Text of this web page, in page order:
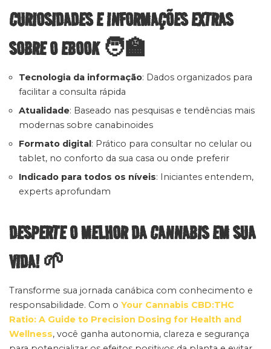
CURIOSIDADES E INFORMAÇÕES EXTRAS
SOBRE O EBOOK 🧑‍🏫
Tecnologia da informação: Dados organizados para
facilitar a consulta rápida
Atualidade: Baseado nas pesquisas e tendências mais
modernas sobre canabinoides
Formato digital: Prático para consultar no celular ou
tablet, no conforto da sua casa ou onde preferir
Indicado para todos os níveis: Iniciantes entendem,
experts aprofundam
DESPERTE O MELHOR DA CANNABIS EM SUA
VIDA! 🌱
Transforme sua jornada canábica com conhecimento e
responsabilidade. Com o Your Cannabis CBD:THC
Ratio: A Guide to Precision Dosing for Health and
Wellness, você ganha autonomia, clareza e segurança